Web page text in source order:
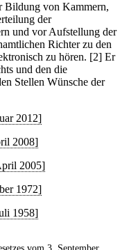
Bildung von Kammern,
der
und vor Aufstellung der
Richter zu den
zu hören. [2] Er
und den die
Stellen Wünsche der
2012]
2008]
2005]
1972]
1958]